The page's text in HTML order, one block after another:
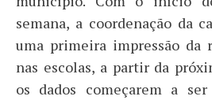
semana, a coordenação da
uma primeira impressão da
nas escolas, a partir da
os dados começarem a